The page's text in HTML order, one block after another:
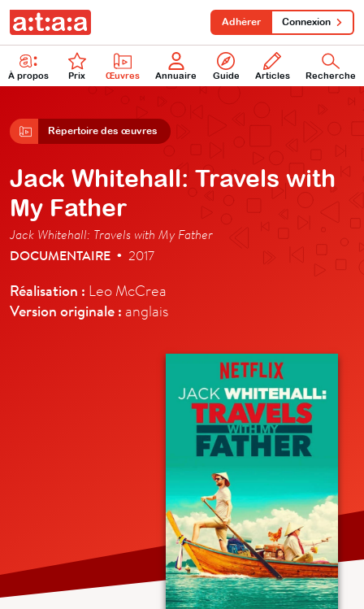
À propos Prix Œuvres Annuaire Guide Articles Recherche
Adhérer Connexion
Répertoire des œuvres
Jack Whitehall: Travels with
My Father
Jack Whitehall: Travels with My Father
DOCUMENTAIRE • 2017
Réalisation : Leo McCrea
Version originale : anglais